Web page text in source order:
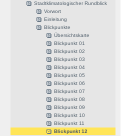
Stadtklimatologischer Rundblick
Vorwort
Einleitung
Blickpunkte
Übersichtskarte
Blickpunkt 01
Blickpunkt 02
Blickpunkt 03
Blickpunkt 04
Blickpunkt 05
Blickpunkt 06
Blickpunkt 07
Blickpunkt 08
Blickpunkt 09
Blickpunkt 10
Blickpunkt 11
Blickpunkt 12